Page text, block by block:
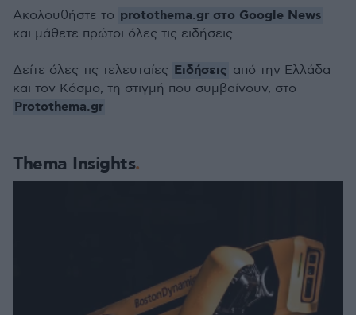
Thema Insights
Ακολουθήστε το protothema.gr στο Google News
και μάθετε πρώτοι όλες τις ειδήσεις
Δείτε όλες τις τελευταίες Ειδήσεις από την Ελλάδα
και τον Κόσμο, τη στιγμή που συμβαίνουν, στο
Protothema.gr